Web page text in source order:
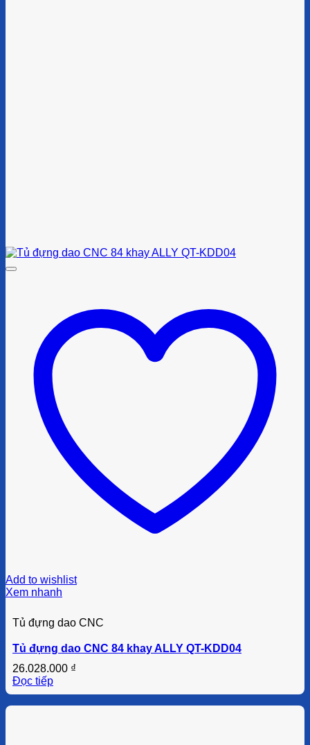
Add to wishlist
Xem nhanh
Tủ đựng dao CNC
Tủ đựng dao CNC 84 khay ALLY QT-KDD04
26.028.000 ₫
Đọc tiếp